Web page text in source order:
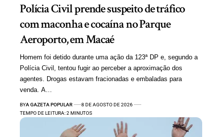
Polícia Civil prende suspeito de tráfico
com maconha e cocaína no Parque
Aeroporto, em Macaé
Homem foi detido durante uma ação da 123ª DP e, segundo a
Polícia Civil, tentou fugir ao perceber a aproximação dos
agentes. Drogas estavam fracionadas e embaladas para
venda. A…
BYA GAZETA POPULAR
8 DE AGOSTO DE 2026
TEMPO DE LEITURA: 2 MINUTOS